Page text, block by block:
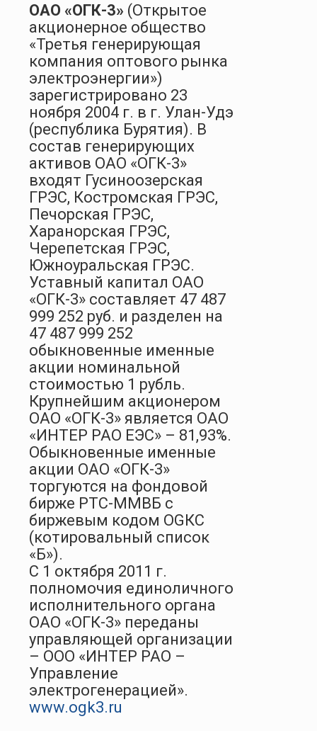
ОАО «ОГК-3» (Открытое
акционерное общество
«Третья генерирующая
компания оптового рынка
электроэнергии»)
зарегистрировано 23
ноября 2004 г. в г. Улан-Удэ
(республика Бурятия). В
состав генерирующих
активов ОАО «ОГК-3»
входят Гусиноозерская
ГРЭС, Костромская ГРЭС,
Печорская ГРЭС,
Харанорская ГРЭС,
Черепетская ГРЭС,
Южноуральская ГРЭС.
Уставный капитал ОАО
«ОГК-3» составляет 47 487
999 252 руб. и разделен на
47 487 999 252
обыкновенные именные
акции номинальной
стоимостью 1 рубль.
Крупнейшим акционером
ОАО «ОГК-3» является ОАО
«ИНТЕР РАО ЕЭС» – 81,93%.
Обыкновенные именные
акции ОАО «ОГК-3»
торгуются на фондовой
бирже РТС-ММВБ с
биржевым кодом ОGКC
(котировальный список
«Б»).
С 1 октября 2011 г.
полномочия единоличного
исполнительного органа
ОАО «ОГК-3» переданы
управляющей организации
– ООО «ИНТЕР РАО –
Управление
электрогенерацией».
www.ogk3.ru